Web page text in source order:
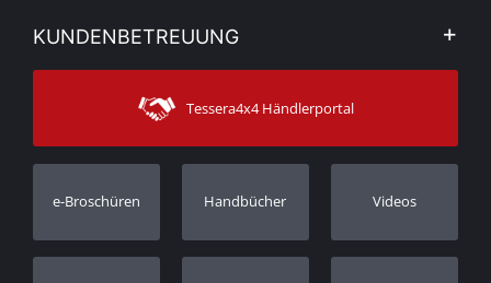
Sehen Sie unsere Nachrichten
Sitemap
Mein Konto
Versandarten
KUNDENBETREUUNG
Kontakt
Kundendienst
Bestellung verfolgen
Händler
Tessera4x4 Händlerportal
e-Broschüren Handbücher Videos